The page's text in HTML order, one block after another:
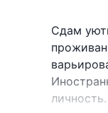
Сдам
личность.